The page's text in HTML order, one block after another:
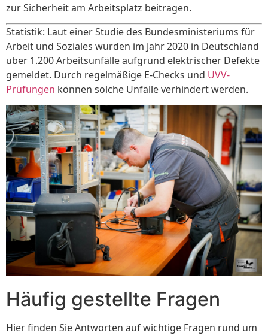
zur Sicherheit am Arbeitsplatz beitragen.
Statistik: Laut einer Studie des Bundesministeriums für
Arbeit und Soziales wurden im Jahr 2020 in Deutschland
über 1.200 Arbeitsunfälle aufgrund elektrischer Defekte
gemeldet. Durch regelmäßige E-Checks und UVV-
Prüfungen können solche Unfälle verhindert werden.
Häufig gestellte Fragen
Hier finden Sie Antworten auf wichtige Fragen rund um